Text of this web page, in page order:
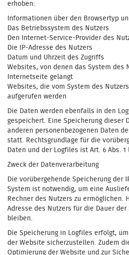
erhoben:
Informationen über den Browsertyp
Das Betriebssystem des Nutzers
Den Internet-Service-Provider des
Die IP-Adresse des Nutzers
Datum und Uhrzeit des Zugriffs
Websites, von denen das System des
Internetseite gelangt
Websites, die vom System des
aufgerufen werden
Die Daten werden ebenfalls in den
gespeichert. Eine Speicherung dieser
anderen personenbezogenen Daten
statt. Rechtsgrundlage für die
Daten und der Logfiles ist Art. 6 Abs. 1
Zweck der Datenverarbeitung
Die vorübergehende Speicherung der
System ist notwendig, um eine
Rechner des Nutzers zu ermöglichen.
Adresse des Nutzers für die Dauer der
bleiben.
Die Speicherung in Logfiles erfolgt,
der Website sicherzustellen. Zudem
Optimierung der Website und zur